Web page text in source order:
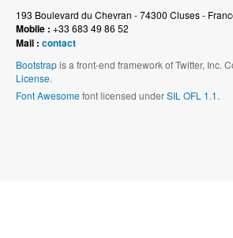
193 Boulevard du Chevran - 74300 Cluses -
Mobile : +33 683 49 86 52
Mail : contact
Bootstrapis a front-end framework of Twitter, Inc.
License.
Font Awesomefont licensed underSIL OFL 1.1.